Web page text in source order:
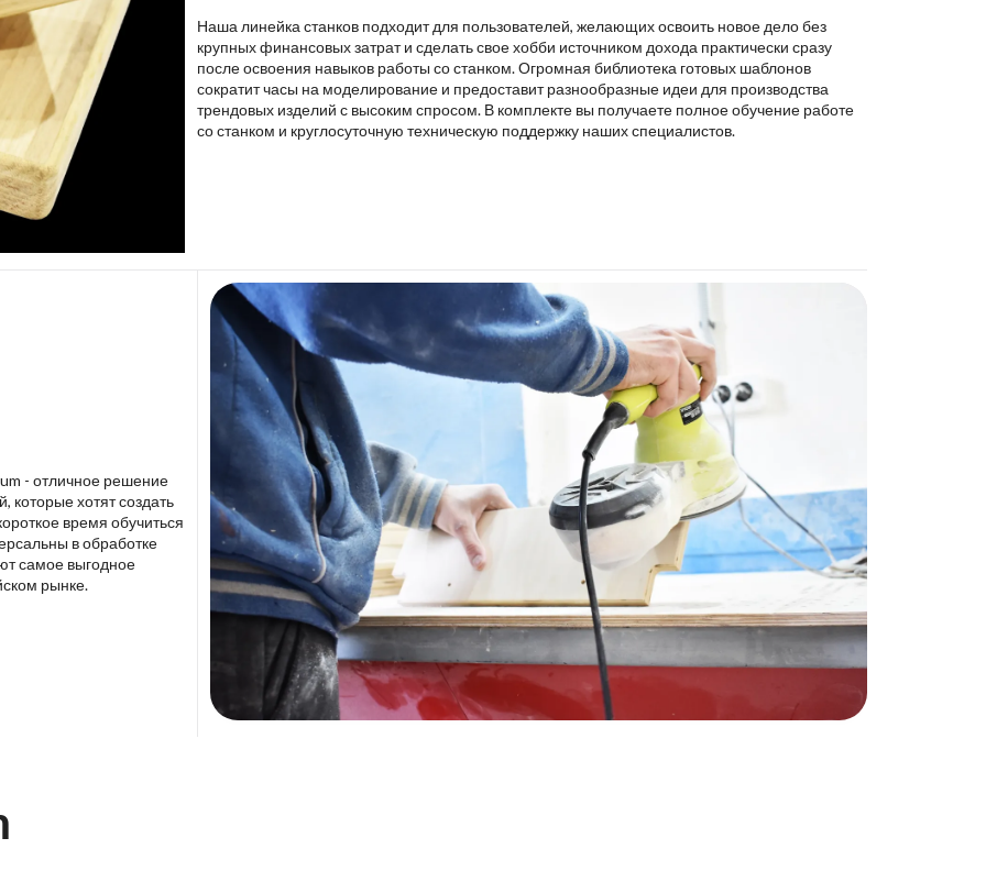
Наша линейка станков подходит для пользователей, желающих освоить новое дело без
крупных финансовых затрат и сделать свое хобби источником дохода практически сразу
после освоения навыков работы со станком. Огромная библиотека готовых шаблонов
сократит часы на моделирование и предоставит разнообразные идеи для производства
трендовых изделий с высоким спросом. В комплекте вы получаете полное обучение работе
со станком и круглосуточную техническую поддержку наших специалистов.
- отличное решение
хотят создать
время обучиться
в обработке
самое выгодное
рынке.